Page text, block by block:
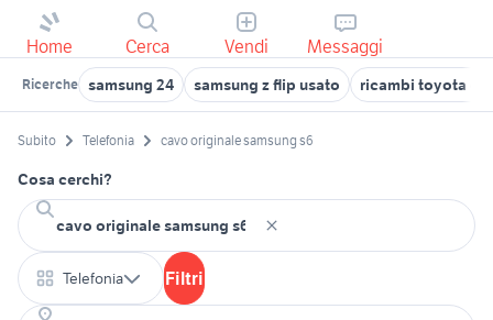
Home Cerca Vendi Messaggi
Ricerche samsung 24 samsung z flip usato ricambi toyota
Subito Telefonia cavo originale samsung s6
Cosa cerchi?
Telefonia Filtri